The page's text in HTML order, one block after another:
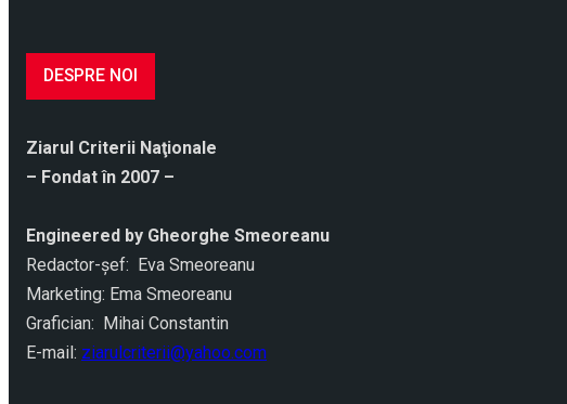
DESPRE NOI
Ziarul Criterii Naţionale
– Fondat în 2007 –
Engineered by Gheorghe Smeoreanu
Redactor-şef: Eva Smeoreanu
Marketing: Ema Smeoreanu
Grafician: Mihai Constantin
E-mail: ziarulcriterii@yahoo.com